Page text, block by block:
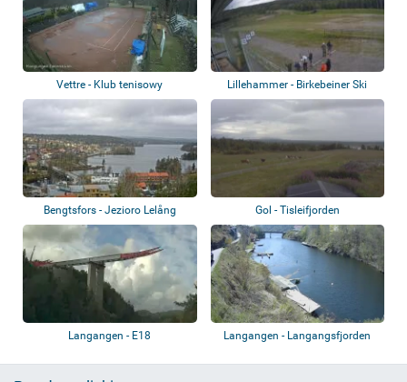
Vettre - Klub tenisowy
Konglungen
Lillehammer - Birkebeiner Ski
Stadium
Bengtsfors - Jezioro Lelång Gol - Tisleifjorden
Langangen - E18 Langangen - Langangsfjorden